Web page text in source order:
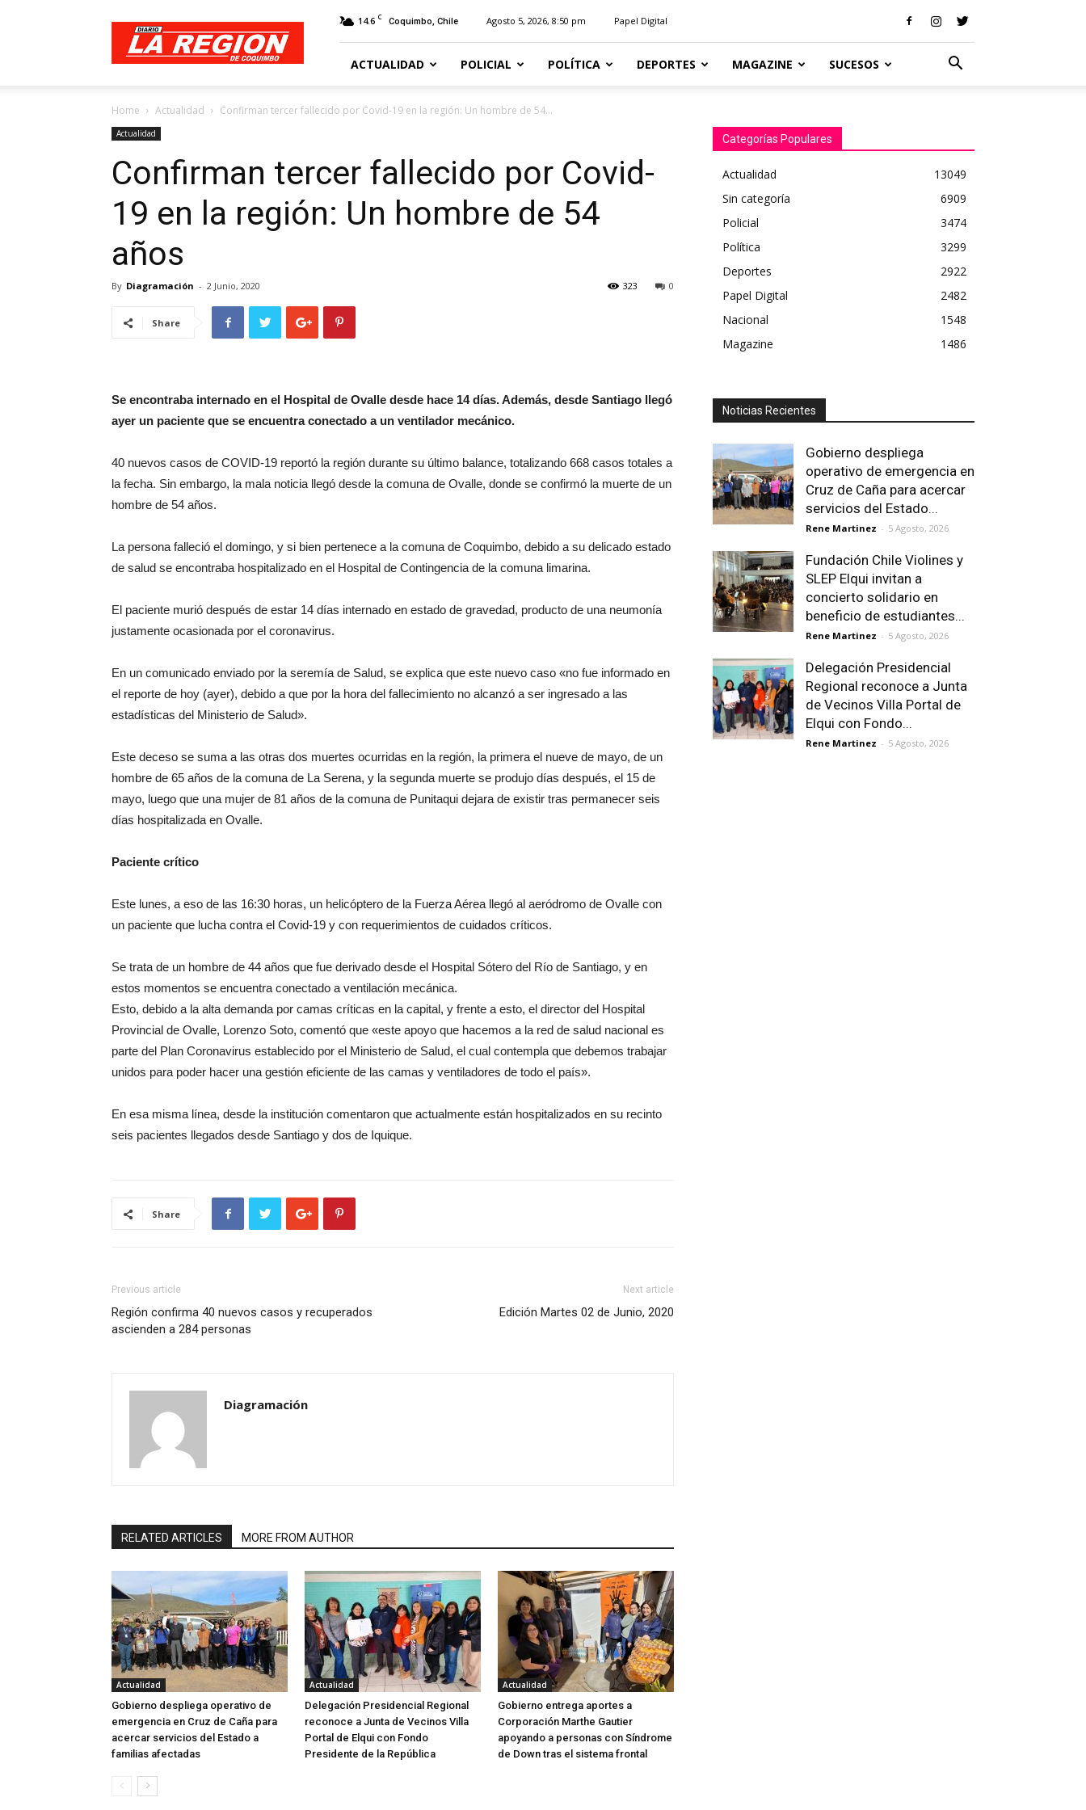
Diario
Región
14.6 C Coquimbo, Chile Agosto 5, 2026, 8:50 pm Papel Digital
ACTUALIDAD POLICIAL POLÍTICA DEPORTES MAGAZINE SUCESOS
Home Actualidad Confirman tercer fallecido por Covid-19 en la región: Un hombre de 54...
Actualidad
Confirman tercer fallecido por Covid-
19 en la región: Un hombre de 54
años
By Diagramación - 2 Junio, 2020 0
323
Share
Se encontraba internado en el Hospital de Ovalle desde hace 14 días. Además, desde Santiago llegó
ayer un paciente que se encuentra conectado a un ventilador mecánico.
40 nuevos casos de COVID-19 reportó la región durante su último balance, totalizando 668 casos totales a
la fecha. Sin embargo, la mala noticia llegó desde la comuna de Ovalle, donde se confirmó la muerte de un
hombre de 54 años.
La persona falleció el domingo, y si bien pertenece a la comuna de Coquimbo, debido a su delicado estado
de salud se encontraba hospitalizado en el Hospital de Contingencia de la comuna limarina.
El paciente murió después de estar 14 días internado en estado de gravedad, producto de una neumonía
justamente ocasionada por el coronavirus.
En un comunicado enviado por la seremía de Salud, se explica que este nuevo caso «no fue informado en
el reporte de hoy (ayer), debido a que por la hora del fallecimiento no alcanzó a ser ingresado a las
estadísticas del Ministerio de Salud».
Este deceso se suma a las otras dos muertes ocurridas en la región, la primera el nueve de mayo, de un
hombre de 65 años de la comuna de La Serena, y la segunda muerte se produjo días después, el 15 de
mayo, luego que una mujer de 81 años de la comuna de Punitaqui dejara de existir tras permanecer seis
días hospitalizada en Ovalle.
Paciente crítico
Este lunes, a eso de las 16:30 horas, un helicóptero de la Fuerza Aérea llegó al aeródromo de Ovalle con
un paciente que lucha contra el Covid-19 y con requerimientos de cuidados críticos.
Se trata de un hombre de 44 años que fue derivado desde el Hospital Sótero del Río de Santiago, y en
estos momentos se encuentra conectado a ventilación mecánica.
Esto, debido a la alta demanda por camas críticas en la capital, y frente a esto, el director del Hospital
Provincial de Ovalle, Lorenzo Soto, comentó que «este apoyo que hacemos a la red de salud nacional es
parte del Plan Coronavirus establecido por el Ministerio de Salud, el cual contempla que debemos trabajar
unidos para poder hacer una gestión eficiente de las camas y ventiladores de todo el país».
En esa misma línea, desde la institución comentaron que actualmente están hospitalizados en su recinto
seis pacientes llegados desde Santiago y dos de Iquique.
Share
Previous article
Región confirma 40 nuevos casos y recuperados
ascienden a 284 personas
Next article
Edición Martes 02 de Junio, 2020
Diagramación
RELATED ARTICLES MORE FROM AUTHOR
Actualidad
Gobierno despliega operativo de
emergencia en Cruz de Caña para
acercar servicios del Estado a
familias afectadas
Actualidad
Delegación Presidencial Regional
reconoce a Junta de Vecinos Villa
Portal de Elqui con Fondo
Presidente de la República
Actualidad
Gobierno entrega aportes a
Corporación Marthe Gautier
apoyando a personas con Síndrome
de Down tras el sistema frontal
Categorías Populares
Actualidad
13049
Sin categoría
6909
Policial
3474
Política
3299
Deportes
2922
Papel Digital
2482
Nacional
1548
Magazine
1486
Noticias Recientes
Gobierno despliega
operativo de emergencia en
Cruz de Caña para acercar
servicios del Estado...
Rene Martinez - 5 Agosto, 2026
Fundación Chile Violines y
SLEP Elqui invitan a
concierto solidario en
beneficio de estudiantes...
Rene Martinez - 5 Agosto, 2026
Delegación Presidencial
Regional reconoce a Junta
de Vecinos Villa Portal de
Elqui con Fondo...
Rene Martinez - 5 Agosto, 2026